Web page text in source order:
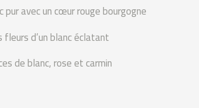
avec un cœur rouge bourgogne
d’un blanc éclatant
de blanc, rose et carmin